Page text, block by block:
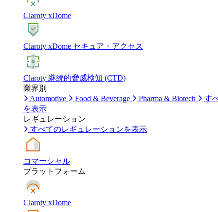
Claroty xDome
Claroty xDome セキュア・アクセス
Claroty 継続的脅威検知 (CTD)
業界別
Automotive
Food & Beverage Pharma & Biotech
す
を表示
レギュレーション
すべてのレギュレーションを表示
コマーシャル
プラットフォーム
Claroty xDome